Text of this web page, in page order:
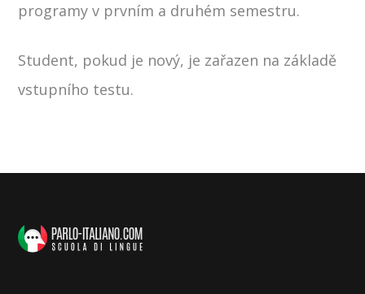
programy v prvním a druhém semestru.
Student, pokud je nový, je zařazen na základě
vstupního testu.